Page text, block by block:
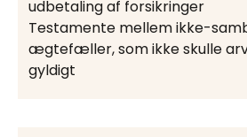
udbetaling af forsikringer
Testamente mellem ikke-
ægtefæller, som ikke skulle
gyldigt